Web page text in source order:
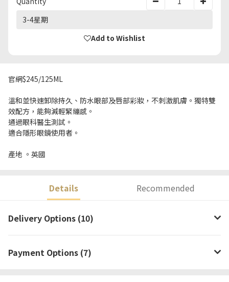
3-4星期
Add to Wishlist
官網$245/125ML
溫和並快速卸除持久、防水眼部及唇部彩妝，不刺激肌膚。獨特雙
效配方，能夠減輕緊繃感。
通過眼科醫生測試。
適合隱形眼鏡使用者。
產地 。英國
Details Recommended
Delivery Options (10)
Payment Options (7)